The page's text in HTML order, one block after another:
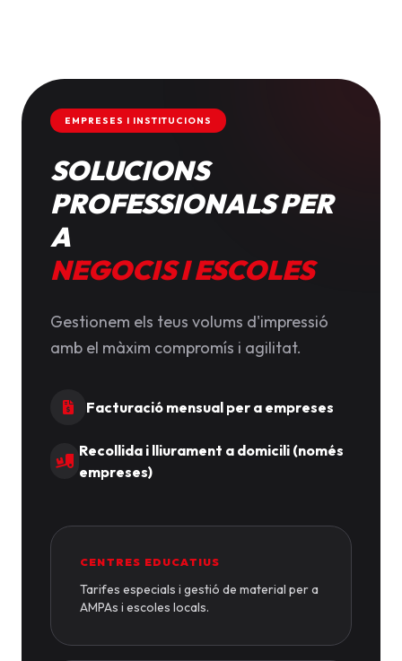
EMPRESES I INSTITUCIONS
SOLUCIONS
PROFESSIONALS PER
A
NEGOCIS I ESCOLES
Gestionem els teus volums d'impressió
amb el màxim compromís i agilitat.
Facturació mensual per a empreses
Recollida i lliurament a domicili (només
empreses)
CENTRES EDUCATIUS
Tarifes especials i gestió de material per a
AMPAs i escoles locals.